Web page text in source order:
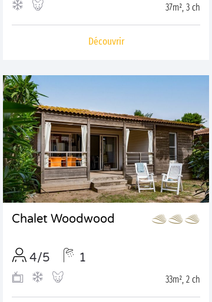
37m², 3 ch
Découvrir
Chalet Woodwood
4/5 1
33m², 2 ch